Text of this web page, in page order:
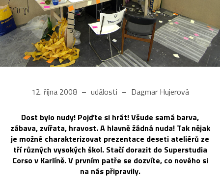
12. října 2008 události Dagmar Hujerová
Dost bylo nudy! Pojďte si hrát! Všude samá barva,
zábava, zvířata, hravost. A hlavně žádná nuda! Tak nějak
je možné charakterizovat prezentace deseti ateliérů ze
tří různých vysokých škol. Stačí dorazit do Superstudia
Corso v Karlíně. V prvním patře se dozvíte, co nového si
na nás připravily.